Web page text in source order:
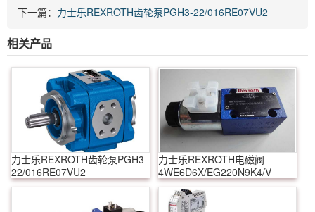
下一篇： 力士乐REXROTH齿轮泵PGH3-22/016RE07VU2
相关产品
力士乐REXROTH齿轮泵PGH3-
22/016RE07VU2
力士乐REXROTH电磁阀
4WE6D6X/EG220N9K4/V